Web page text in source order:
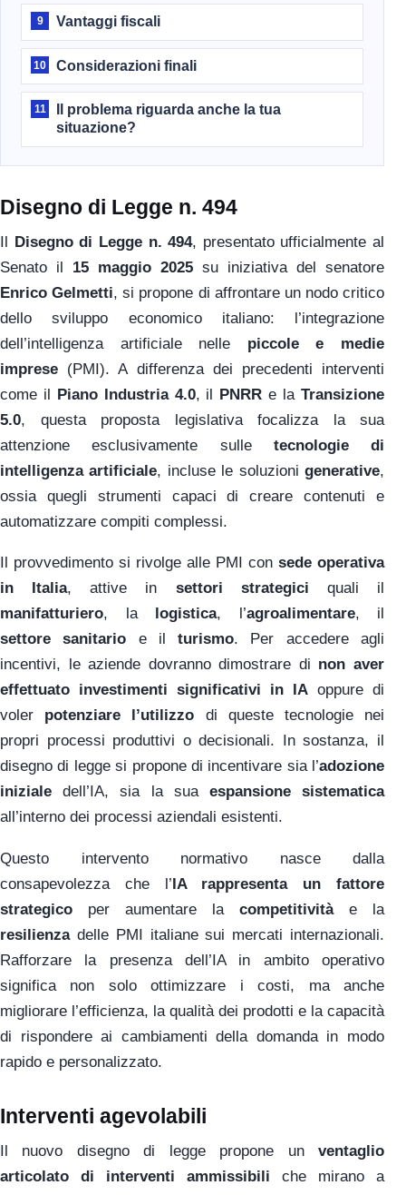
9 Vantaggi fiscali
10 Considerazioni finali
11
Il problema riguarda anche la tua
situazione?
Disegno di Legge n. 494
Il Disegno di Legge n. 494, presentato ufficialmente al
Senato il 15 maggio 2025 su iniziativa del senatore
Enrico Gelmetti, si propone di affrontare un nodo critico
dello sviluppo economico italiano: l’integrazione
dell’intelligenza artificiale nelle piccole e medie
imprese (PMI). A differenza dei precedenti interventi
come il Piano Industria 4.0, il PNRR e laTransizione
5.0, questa proposta legislativa focalizza la sua
attenzione esclusivamente sulle tecnologie di
intelligenza artificiale, incluse le soluzionigenerative,
ossia quegli strumenti capaci di creare contenuti e
automatizzare compiti complessi.
Il provvedimento si rivolge alle PMI con sede operativa
in Italia, attive in settori strategici quali il
manifatturiero, la logistica, l’agroalimentare, il
settore sanitario e ilturismo. Per accedere agli
incentivi, le aziende dovranno dimostrare di non aver
effettuato investimenti significativi in IA oppure di
voler potenziare l’utilizzo di queste tecnologie nei
propri processi produttivi o decisionali. In sostanza, il
disegno di legge si propone di incentivare sia l’adozione
iniziale dell’IA, sia la sua espansione sistematica
all’interno dei processi aziendali esistenti.
Questo intervento normativo nasce dalla
consapevolezza che l’ IA rappresenta un fattore
strategico per aumentare la competitivitàe la
resilienzadelle PMI italiane sui mercati internazionali.
Rafforzare la presenza dell’IA in ambito operativo
significa non solo ottimizzare i costi, ma anche
migliorare l’efficienza, la qualità dei prodotti e la capacità
di rispondere ai cambiamenti della domanda in modo
rapido e personalizzato.
Interventi agevolabili
Il nuovo disegno di legge propone un ventaglio
articolato di interventi ammissibili che mirano a